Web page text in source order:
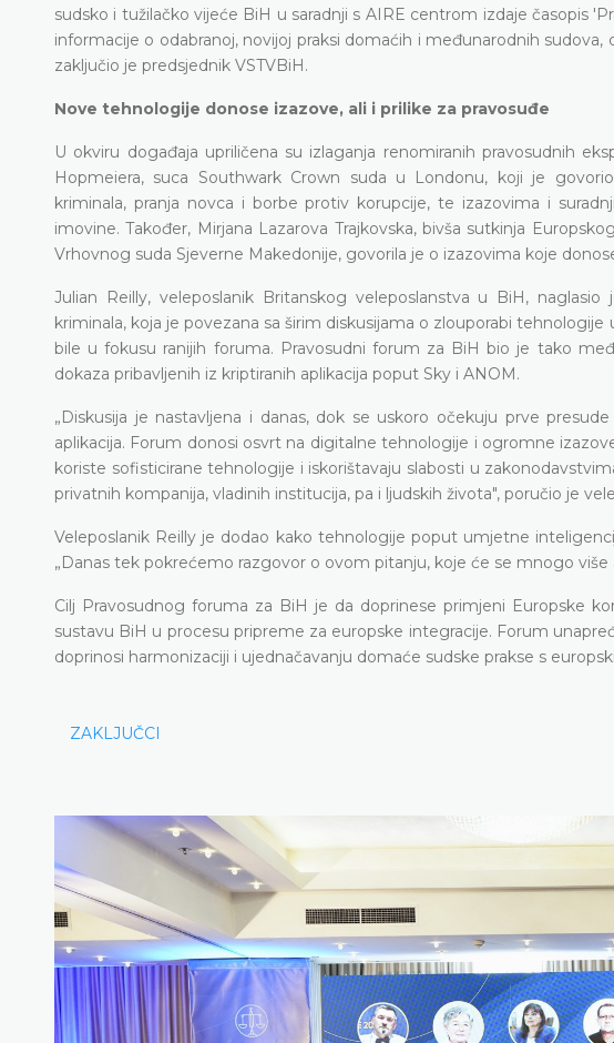
sudsko i tužilačko vijeće BiH u saradnji s AIRE centrom izdaje časopis
informacije o odabranoj, novijoj praksi domaćih i međunarodnih
zaključio je predsjednik VSTVBiH.
Nove tehnologije donose izazove, ali i prilike za pravosuđe
U okviru događaja upriličena su izlaganja renomiranih pravosudnih
Hopmeiera, suca Southwark Crown suda u Londonu, koji je
kriminala, pranja novca i borbe protiv korupcije, te izazovima i
imovine. Također, Mirjana Lazarova Trajkovska, bivša sutkinja
Vrhovnog suda Sjeverne Makedonije, govorila je o izazovima koje
Julian Reilly, veleposlanik Britanskog veleposlanstva u BiH,
kriminala, koja je povezana sa širim diskusijama o zlouporabi
bile u fokusu ranijih foruma. Pravosudni forum za BiH bio je tako
dokaza pribavljenih iz kriptiranih aplikacija poput Sky i ANOM.
„Diskusija je nastavljena i danas, dok se uskoro očekuju prve
aplikacija. Forum donosi osvrt na digitalne tehnologije i ogromne
koriste sofisticirane tehnologije i iskorištavaju slabosti u
privatnih kompanija, vladinih institucija, pa i ljudskih života", poručio je
Veleposlanik Reilly je dodao kako tehnologije poput umjetne
„Danas tek pokrećemo razgovor o ovom pitanju, koje će se mnogo više
Cilj Pravosudnog foruma za BiH je da doprinese primjeni Europske
sustavu BiH u procesu pripreme za europske integracije. Forum
doprinosi harmonizaciji i ujednačavanju domaće sudske prakse s
ZAKLJUČCI